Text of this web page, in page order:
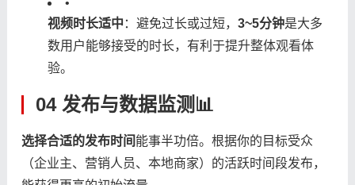
​视频时长适中​ ​：避免过长或过短，​ ​3~5分钟​​是大多
数用户能够接受的时长，有利于提升整体观看体
验。
04 发布与数据监测📊
​选择合适的发布时间​ ​能事半功倍。根据你的目标受众
（企业主、营销人员、本地商家）的活跃时间段发布，